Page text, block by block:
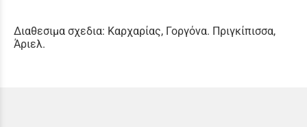
Διαθεσιμα σχεδια: Καρχαρίας, Γοργόνα. Πριγκίπισσα,
Άριελ.